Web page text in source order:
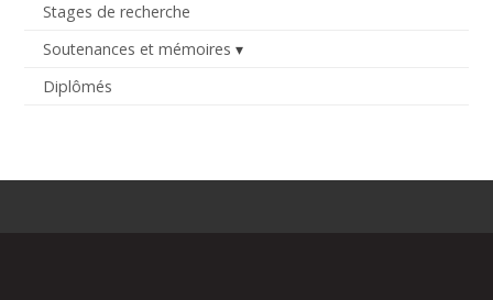
Stages de recherche
Soutenances et mémoires
Diplômés